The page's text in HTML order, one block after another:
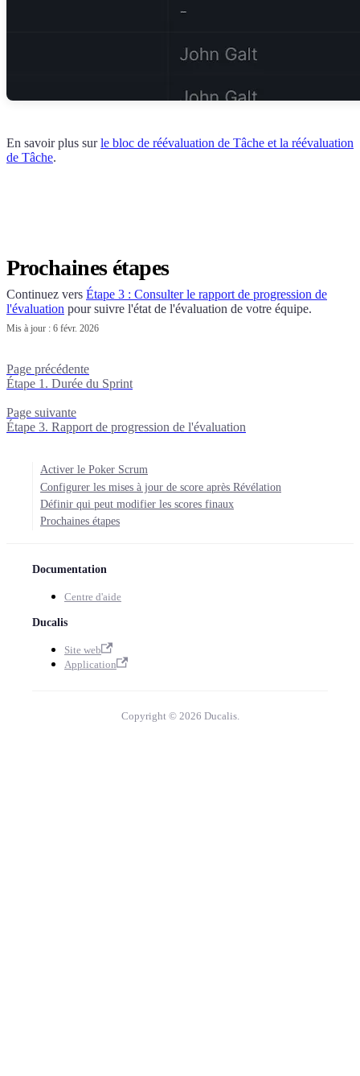
En savoir plus surle bloc de réévaluation de Tâche et la réévaluation
de Tâche.
Prochaines étapes
Continuez vers Étape 3 : Consulter le rapport de progression de
l'évaluation pour suivre l'état de l'évaluation de votre équipe.
Mis à jour : 6 févr. 2026
Page précédente
Étape 1. Durée du Sprint
Page suivante
Étape 3. Rapport de progression de l'évaluation
Activer le Poker Scrum
Configurer les mises à jour de score après Révélation
Définir qui peut modifier les scores finaux
Prochaines étapes
Documentation
Centre d'aide
Ducalis
Site web
Application
Copyright © 2026 Ducalis.